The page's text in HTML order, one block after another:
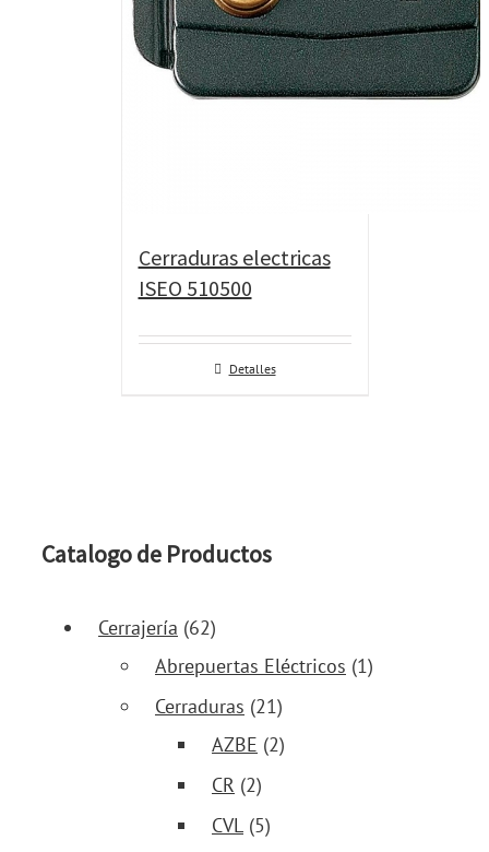
Cerraduras electricas
ISEO 510500
Detalles
Catalogo de Productos
Cerrajería (62)
Abrepuertas Eléctricos (1)
Cerraduras (21)
AZBE (2)
CR (2)
CVL (5)